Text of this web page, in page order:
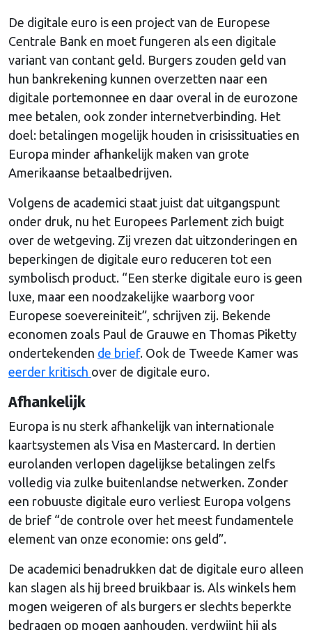
De digitale euro is een project van de Europese
Centrale Bank en moet fungeren als een digitale
variant van contant geld. Burgers zouden geld van
hun bankrekening kunnen overzetten naar een
digitale portemonnee en daar overal in de eurozone
mee betalen, ook zonder internetverbinding. Het
doel: betalingen mogelijk houden in crisissituaties en
Europa minder afhankelijk maken van grote
Amerikaanse betaalbedrijven.
Volgens de academici staat juist dat uitgangspunt
onder druk, nu het Europees Parlement zich buigt
over de wetgeving. Zij vrezen dat uitzonderingen en
beperkingen de digitale euro reduceren tot een
symbolisch product. “Een sterke digitale euro is geen
luxe, maar een noodzakelijke waarborg voor
Europese soevereiniteit”, schrijven zij. Bekende
economen zoals Paul de Grauwe en Thomas Piketty
ondertekenden de brief. Ook de Tweede Kamer was
eerder kritisch over de digitale euro.
Afhankelijk
Europa is nu sterk afhankelijk van internationale
kaartsystemen als Visa en Mastercard. In dertien
eurolanden verlopen dagelijkse betalingen zelfs
volledig via zulke buitenlandse netwerken. Zonder
een robuuste digitale euro verliest Europa volgens
de brief “de controle over het meest fundamentele
element van onze economie: ons geld”.
De academici benadrukken dat de digitale euro alleen
kan slagen als hij breed bruikbaar is. Als winkels hem
mogen weigeren of als burgers er slechts beperkte
bedragen op mogen aanhouden, verdwijnt hij als